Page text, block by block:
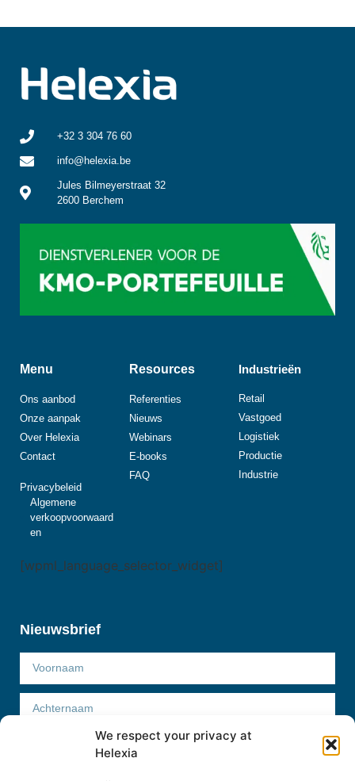
We respect your privacy at
Helexia
+32 3 304 76 60
info@helexia.be
Jules Bilmeyerstraat 32
2600 Berchem
Menu
Ons aanbod
Onze aanpak
Over Helexia
Contact
Privacybeleid
Algemene
verkoopvoorwaard
en
[wpml_language_selector_widget]
Resources
Referenties
Nieuws
Webinars
E-books
FAQ
Industrieën
Retail
Vastgoed
Logistiek
Productie
Industrie
Nieuwsbrief